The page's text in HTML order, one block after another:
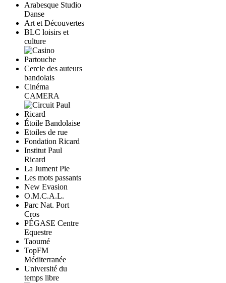
Arabesque Studio
Danse
Art et Découvertes
BLC loisirs et
culture
Cercle des auteurs
bandolais
Cinéma
CAMERA
Étoile Bandolaise
Etoiles de rue
Fondation Ricard
Institut Paul
Ricard
La Jument Pie
Les mots passants
New Evasion
O.M.C.A.L.
Parc Nat. Port
Cros
PÉGASE Centre
Equestre
Taoumé
TopFM
Méditerranée
Université du
temps libre